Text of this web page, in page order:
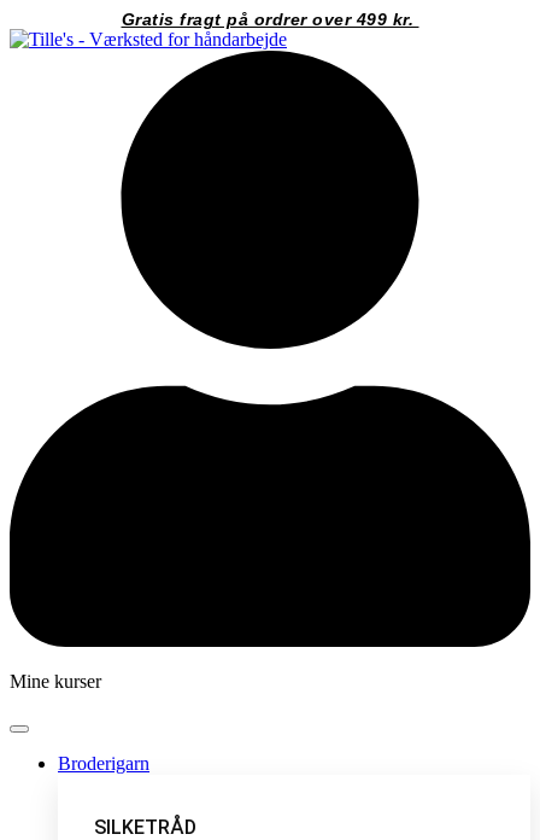
til
Gratis fragt på ordrer over 499 kr.
Mine kurser
Broderigarn
SILKETRÅD